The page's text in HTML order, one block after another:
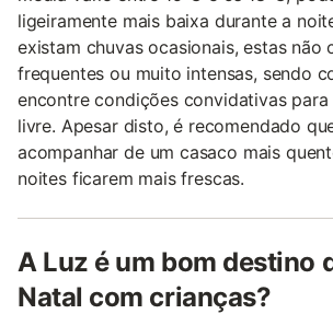
ligeiramente mais baixa durante a
existam chuvas ocasionais, estas não
frequentes ou muito intensas, sendo
encontre condições convidativas
livre. Apesar disto, é recomendado
acompanhar de um casaco mais
noites ficarem mais frescas.
A Luz é um bom destino
Natal com crianças?